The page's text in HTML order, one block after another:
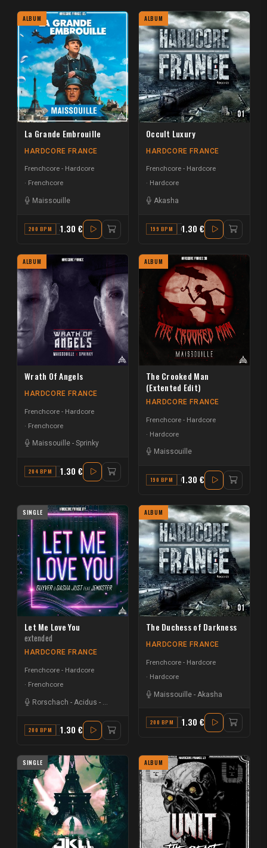
ALBUM
La Grande Embrouille
HARDCORE FRANCE
Frenchcore - Hardcore
Frenchcore
Maissouille
200 BPM A1.30 €
ALBUM
Occult Luxury
HARDCORE FRANCE
Frenchcore - Hardcore
Hardcore
Akasha
199 BPM C MINOR
1.30 €
ALBUM
Wrath Of Angels
HARDCORE FRANCE
Frenchcore - Hardcore
Frenchcore
Maissouille - Sprinky
204 BPM G1.30 €
ALBUM
The Crooked Man
(Extented Edit)
HARDCORE FRANCE
Frenchcore - Hardcore
Hardcore
Maissouille
190 BPM G1.30 €
SINGLE
Let Me Love You
extended
HARDCORE FRANCE
Frenchcore - Hardcore
Frenchcore
Rorschach - Acidus -
200 BPM F1.30 €
ALBUM
The Duchess of Darkness
HARDCORE FRANCE
Frenchcore - Hardcore
Hardcore
Maissouille - Akasha
200 BPM C MINOR
1.30 €
SINGLE ALBUM